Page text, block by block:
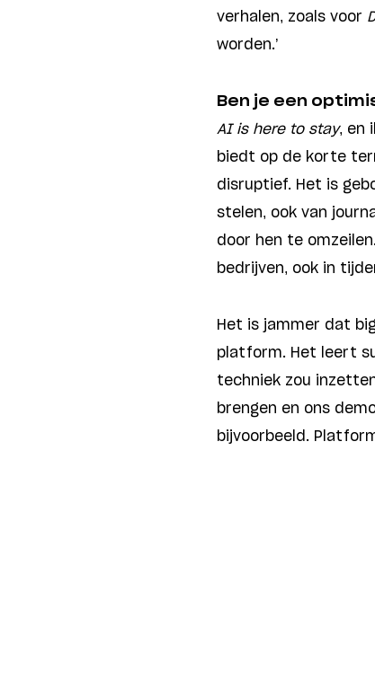
verhalen, zoals voor
worden.’
Ben je een
AI is here to stay, en
biedt op de korte
disruptief. Het is
stelen, ook van
door hen te
bedrijven, ook in
Het is jammer dat
platform. Het leert
techniek zou
brengen en ons
bijvoorbeeld.